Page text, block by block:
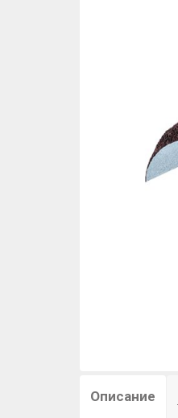
Описание